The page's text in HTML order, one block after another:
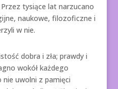
tysiące lat narzucano
naukowe, filozoficzne i
w nie.
dobra i zła; prawdy i
wokół każdego
nie uwolni z pamięci